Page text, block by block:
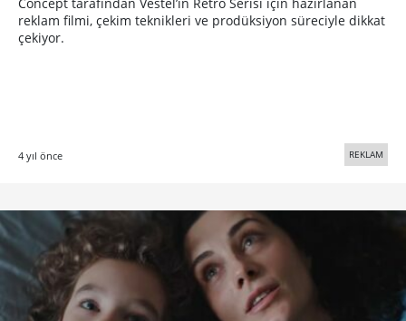
reklam filmi, çekim teknikleri ve prodüksiyon süreciyle dikkat
çekiyor.
4 yıl önce REKLAM